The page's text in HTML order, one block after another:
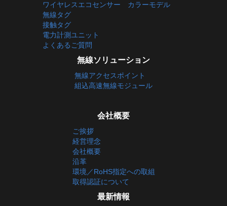
ワイヤレスエコセンサー カラーモデル
無線タグ
接触タグ
電力計測ユニット
よくあるご質問
無線ソリューション
無線アクセスポイント
組込高速無線モジュール
会社概要
ご挨拶
経営理念
会社概要
沿革
環境／RoHS指定への取組
取得認証について
最新情報